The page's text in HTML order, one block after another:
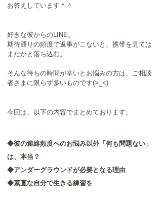
お答えしています＾＾
好きな彼からのLINE。
期待通りの頻度で返事がこないと、携帯を見ては
まだかと落ち込む。
そんな待ちの時間が辛いとお悩みの方は、ご相談
者さまに限らず多いものです(>_<)
今回は、以下の内容でまとめております。
◆彼の連絡頻度へのお悩み以外「何も問題ない」
は、本当？
◆アンダーグラウンドが必要となる理由
◆素直な自分で生きる練習を